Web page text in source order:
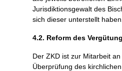
Jurisdiktionsgewalt des
sich dieser unterstellt haben.
4.2. Reform des
Der ZKD ist zur Mitarbeit
Überprüfung des